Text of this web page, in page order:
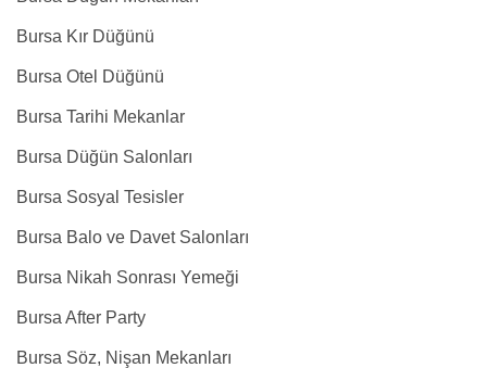
Bursa Kır Düğünü
Bursa Otel Düğünü
Bursa Tarihi Mekanlar
Bursa Düğün Salonları
Bursa Sosyal Tesisler
Bursa Balo ve Davet Salonları
Bursa Nikah Sonrası Yemeği
Bursa After Party
Bursa Söz, Nişan Mekanları